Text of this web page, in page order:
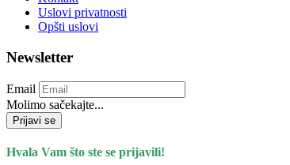
Uslovi privatnosti
Opšti uslovi
Newsletter
Email
Molimo sačekajte...
Prijavi se
Hvala Vam što ste se prijavili!